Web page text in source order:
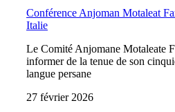
Conférence Anjoman Motaleat
Italie
Le Comité Anjomane Motaleate
informer de la tenue de son
langue persane
27 février 2026